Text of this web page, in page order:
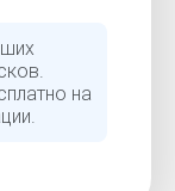
на